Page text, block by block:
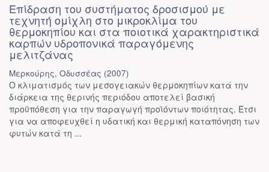
Επίδραση του συστήματος δροσισμού με
τεχνητή ομίχλη στο μικροκλίμα του
θερμοκηπίου και στα ποιοτικά χαρακτηριστικά
καρπών υδροπονικά παραγόμενης
μελιτζάνας
Μερκούρης, Οδυσσέας (2007)
Ο κλιματισμός των μεσογειακών θερμοκηπίων κατά την
διάρκεια της θερινής περιόδου αποτελεί βασική
προϋπόθεση για την παραγωγή προϊόντων ποιότητας. Έτσι
για να αποφευχθεί η υδατική και θερμική καταπόνηση των
φυτών κατά τη ...